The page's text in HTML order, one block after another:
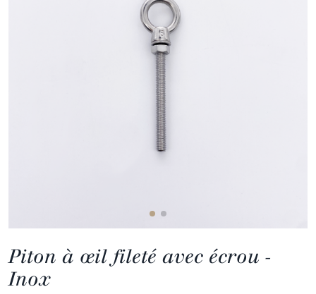
Piton à œil fileté avec écrou -
Inox